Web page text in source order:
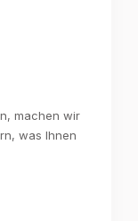
machen wir
was Ihnen